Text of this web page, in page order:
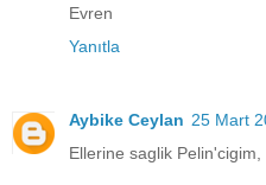
Evren
Yanıtla
Aybike Ceylan 25 Mart
Ellerine saglik Pelin'cigim,